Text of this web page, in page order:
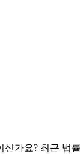
가요? 최근 법